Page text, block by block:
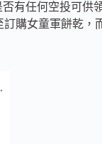
有任何空投可供
購女童軍餅乾，